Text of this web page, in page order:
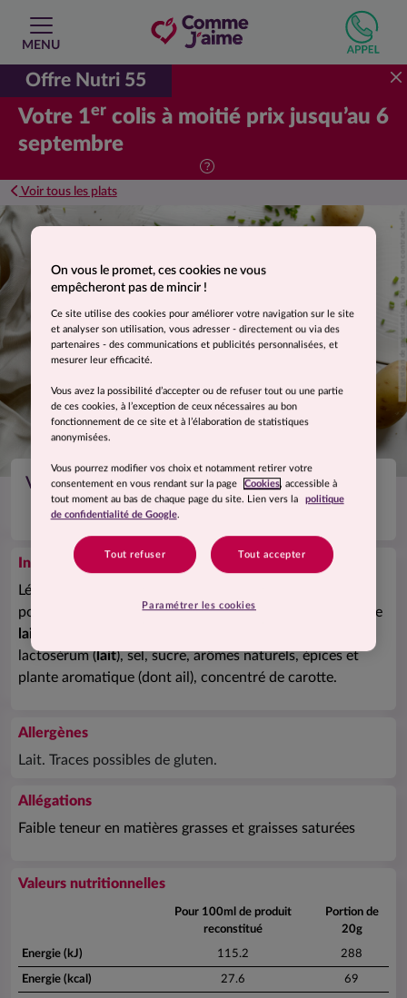
MENU
Offre Nutri 55
Votre 1er colis à moitié prix jusqu’au 6
septembre
Voir tous les plats
Suggestion de présentation. Photo non contractuelle.
Velouté aux légumes cuisinés et fromage
Ingrédients
Légumes déshydratés 41% (pomme de terre, carotte,
poireau, tomate, oignon), amidon, farine de riz, poudre de
lait
lactosérum (lait), sel, sucre, arômes naturels, épices et
plante aromatique (dont ail), concentré de carotte.
Allergènes
Lait. Traces possibles de gluten.
Allégations
Faible teneur en matières grasses et graisses saturées
Valeurs nutritionnelles
Pour 100ml de produit
reconstitué
Portion de
20g
Energie (kJ) 115.2 288
Energie (kcal) 27.6 69
On vous le promet, ces cookies ne vous
empêcheront pas de mincir !
Ce site utilise des cookies pour améliorer votre navigation sur le site
et analyser son utilisation, vous adresser - directement ou via des
partenaires - des communications et publicités personnalisées, et
mesurer leur efficacité.
Vous avez la possibilité d’accepter ou de refuser tout ou une partie
de ces cookies, à l’exception de ceux nécessaires au bon
fonctionnement de ce site et à l’élaboration de statistiques
anonymisées.
Vous pourrez modifier vos choix et notamment retirer votre
consentement en vous rendant sur la page Cookies, accessible à
tout moment au bas de chaque page du site. Lien vers la
politique
de confidentialité de Google.
Tout refuser Tout accepter
Paramétrer les cookies